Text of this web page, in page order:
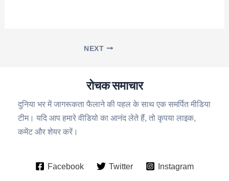
NEXT
रोचक समाचार
दुनिया भर में जागरूकता फैलाने की पहल के साथ एक समर्पित मीडिया
टीम। यदि आप हमारे वीडियो का आनंद लेते हैं, तो कृपया लाइक,
कमेंट और शेयर करें।
Facebook Twitter Instagram